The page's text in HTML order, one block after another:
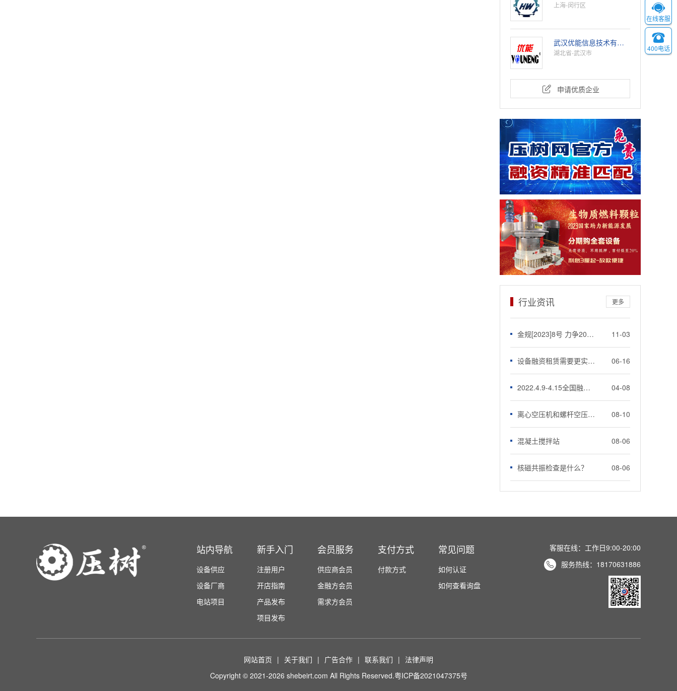
上海-闵行区
武汉优能信息技术有限公司
湖北省-武汉市
 申请优质企业
行业资讯 更多
金规[2023]8号 力争2026年金租公司年度新增直租业务占比不低于50% 11-03
设备融资租赁需要更实惠优质的服务于企业 06-16
2022.4.9-4.15全国融资租赁到期名单共2000笔299亿 04-08
离心空压机和螺杆空压机有什么不同 08-10
混凝土搅拌站 08-06
核磁共振检查是什么？ 08-06
站内导航
设备供应
设备厂商
电站项目
新手入门
注册用户
开店指南
产品发布
项目发布
会员服务
供应商会员
金融方会员
需求方会员
支付方式
付款方式
常见问题
如何认证
如何查看询盘
客服在线：工作日9:00-20:00
 服务热线： 18170631886
网站首页 | 关于我们 | 广告合作 | 联系我们 | 法律声明
Copyright © 2021-2026 shebeirt.com All Rights Reserved.粤ICP备2021047375号

在线客服

400电话